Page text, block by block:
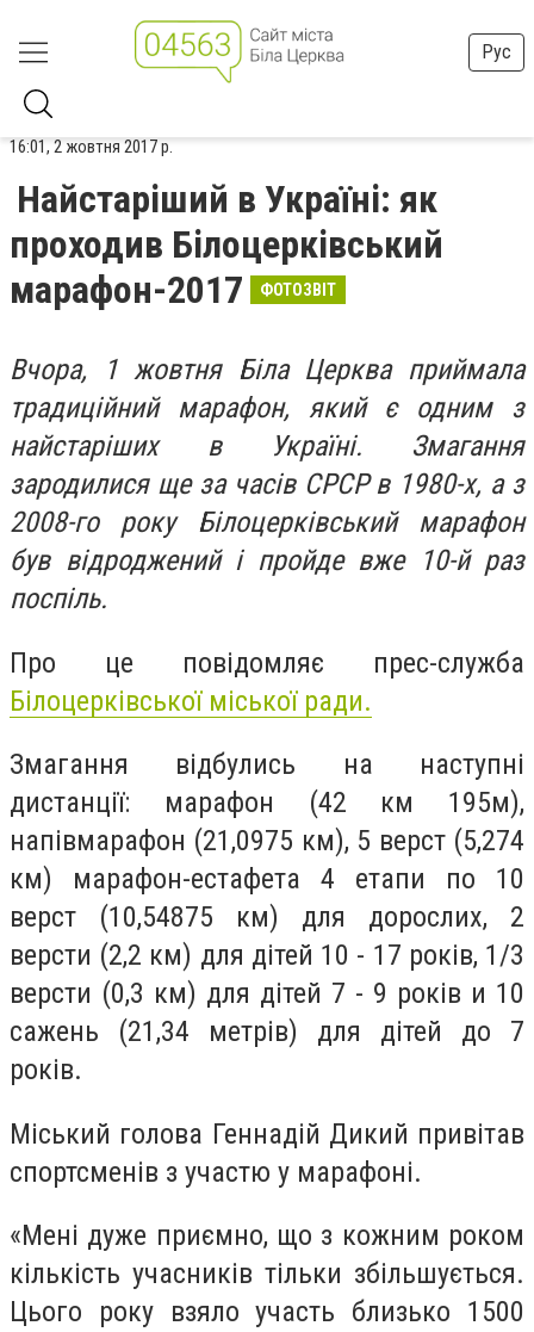
Рус
16:01, 2 жовтня 2017 р.
Найстаріший в Україні: як
проходив Білоцерківський
марафон-2017
ФОТОЗВІТ
Вчора, 1 жовтня Біла Церква приймала
традиційний марафон, який є одним з
найстаріших в Україні. Змагання
зародилися ще за часів СРСР в 1980-х, а з
2008-го року Білоцерківський марафон
був відроджений і пройде вже 10-й раз
поспіль.
Про це повідомляє прес-служба
Білоцерківської міської ради.
Змагання відбулись на наступні
дистанції: марафон (42 км 195м),
напівмарафон (21,0975 км), 5 верст (5,274
км) марафон-естафета 4 етапи по 10
верст (10,54875 км) для дорослих, 2
версти (2,2 км) для дітей 10 - 17 років, 1/3
версти (0,3 км) для дітей 7 - 9 років и 10
сажень (21,34 метрів) для дітей до 7
років.
Міський голова Геннадій Дикий привітав
спортсменів з участю у марафоні.
«Мені дуже приємно, що з кожним роком
кількість учасників тільки збільшується.
Цього року взяло участь близько 1500